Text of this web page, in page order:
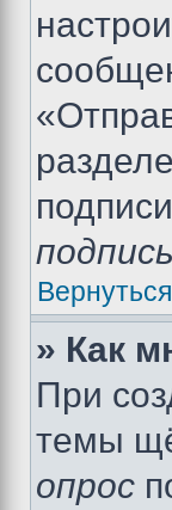
подпись
» Как
При
темы
опрос